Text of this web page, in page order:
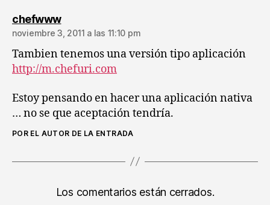
chefwwwdice:
noviembre 3, 2011 a las 11:10 pm
Tambien tenemos una versión tipo aplicación
http://m.chefuri.com
Estoy pensando en hacer una aplicación nativa
… no se que aceptación tendría.
POR EL AUTOR DE LA ENTRADA
Los comentarios están cerrados.